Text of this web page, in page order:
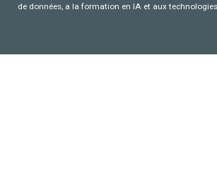
de données, a la formation en IA et aux